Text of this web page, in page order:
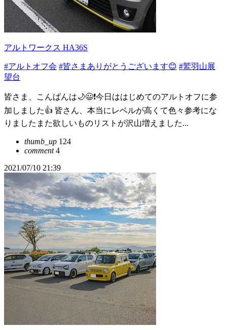
アルトワークス HA36S
#アルトオフ会 #皆さまありがとうございます😊 #鷲羽山展
望台
皆さま、こんばんは🌙😃❗️今日ははじめてのアルトオフに参
加しました👍 皆さん、本当にレベルが高くて色々参考にな
りましたまた欲しいものリストが沢山増えました...
thumb_up 124
comment4
2021/07/10 21:39